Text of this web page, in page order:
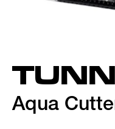
Aqua